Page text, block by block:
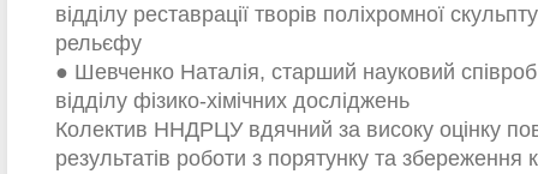
відділу реставрації творів поліхромної
рельєфу
● Шевченко Наталія, старший науковий
відділу фізико-хімічних досліджень
Колектив ННДРЦУ вдячний за високу оцінку
результатів роботи з порятунку та збереження